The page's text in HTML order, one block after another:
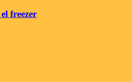
freezer